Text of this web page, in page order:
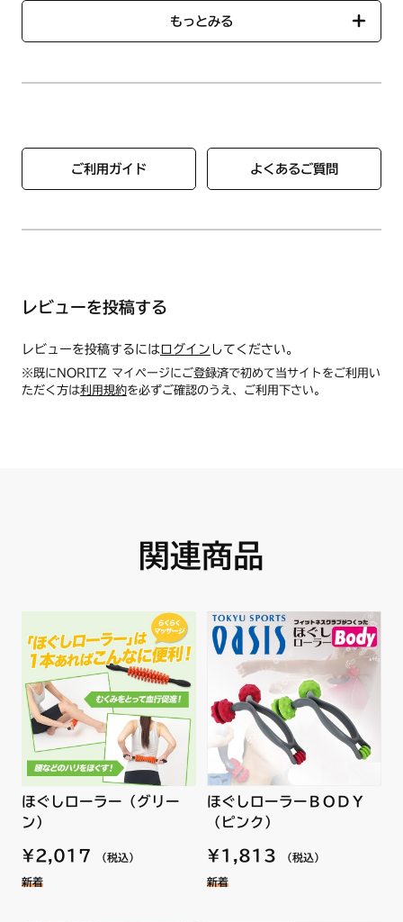
●材質：持ち手・プレート/TPR 、芯・合成プラスチック
●サイズ：約44cm×7cm
●総重量：450g
●製造：東急スポーツオアシス
もっとみる
ご利用ガイド よくあるご質問
レビューを投稿する
レビューを投稿するにはログイン してください。
※既にNORITZ マイページにご登録済で初めて当サイトをご利用い
ただく方は利用規約を必ずご確認のうえ、ご利用下さい。
関連商品
ほぐしローラー（グリー
ン）
¥2,017 （税込）
新着
ほぐしローラーＢＯＤＹ
（ピンク）
¥1,813 （税込）
新着